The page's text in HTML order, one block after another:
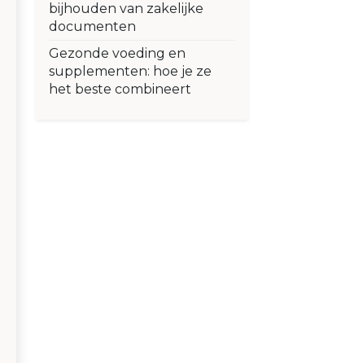
bijhouden van zakelijke
documenten
Gezonde voeding en
supplementen: hoe je ze
het beste combineert